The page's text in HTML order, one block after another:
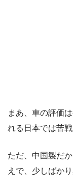
まあ、車の評価
れる日本では苦
ただ、中国製だ
えで、少しばか